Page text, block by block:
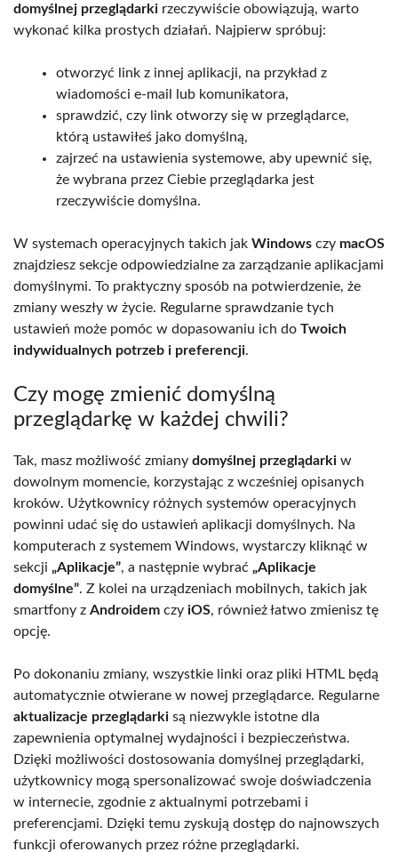
domyślnej przeglądarki rzeczywiście obowiązują, warto
wykonać kilka prostych działań. Najpierw spróbuj:
otworzyć link z innej aplikacji, na przykład z
wiadomości e-mail lub komunikatora,
sprawdzić, czy link otworzy się w przeglądarce,
którą ustawiłeś jako domyślną,
zajrzeć na ustawienia systemowe, aby upewnić się,
że wybrana przez Ciebie przeglądarka jest
rzeczywiście domyślna.
W systemach operacyjnych takich jak Windows czy macOS
znajdziesz sekcje odpowiedzialne za zarządzanie aplikacjami
domyślnymi. To praktyczny sposób na potwierdzenie, że
zmiany weszły w życie. Regularne sprawdzanie tych
ustawień może pomóc w dopasowaniu ich do Twoich
indywidualnych potrzeb i preferencji.
Czy mogę zmienić domyślną
przeglądarkę w każdej chwili?
Tak, masz możliwość zmiany domyślnej przeglądarki w
dowolnym momencie, korzystając z wcześniej opisanych
kroków. Użytkownicy różnych systemów operacyjnych
powinni udać się do ustawień aplikacji domyślnych. Na
komputerach z systemem Windows, wystarczy kliknąć w
sekcji „Aplikacje”, a następnie wybrać „Aplikacje
domyślne”. Z kolei na urządzeniach mobilnych, takich jak
smartfony z Androidem czy iOS, również łatwo zmienisz tę
opcję.
Po dokonaniu zmiany, wszystkie linki oraz pliki HTML będą
automatycznie otwierane w nowej przeglądarce. Regularne
aktualizacje przeglądarki są niezwykle istotne dla
zapewnienia optymalnej wydajności i bezpieczeństwa.
Dzięki możliwości dostosowania domyślnej przeglądarki,
użytkownicy mogą spersonalizować swoje doświadczenia
w internecie, zgodnie z aktualnymi potrzebami i
preferencjami. Dzięki temu zyskują dostęp do najnowszych
funkcji oferowanych przez różne przeglądarki.